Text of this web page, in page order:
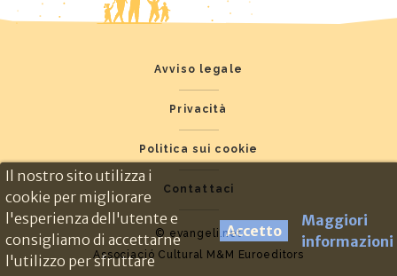
Avviso legale
Privacità
Politica sui cookie
Contattaci
© evangeli.net
Associació Cultural M&M Euroeditors
Il nostro sito utilizza i
cookie per migliorare
l'esperienza dell'utente e
consigliamo di accettarne
l'utilizzo per sfruttare
Accetto
Maggiori
informazioni